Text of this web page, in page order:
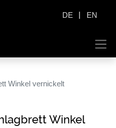
DE | EN
Winkel vernickelt
Winkel